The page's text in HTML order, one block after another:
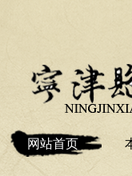
网站首页